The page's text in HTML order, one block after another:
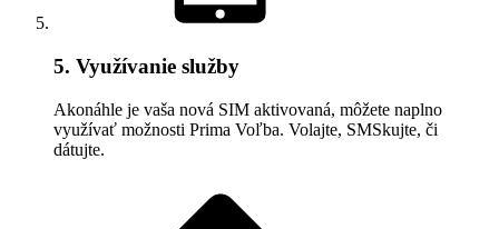
5. Využívanie služby
Akonáhle je vaša nová SIM aktivovaná, môžete naplno
využívať možnosti Prima Voľba. Volajte, SMSkujte, či
dátujte.